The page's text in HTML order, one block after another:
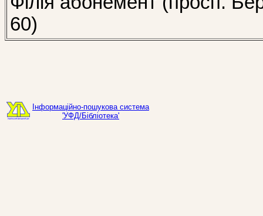
60)
Інформаційно-пошукова система
'УФД/Бібліотека'